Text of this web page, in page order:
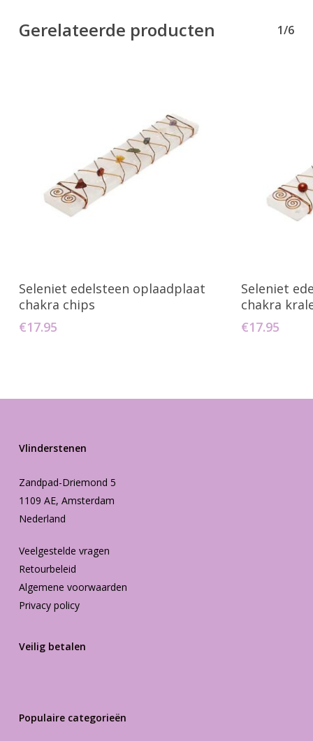
Gerelateerde producten 1/6
Toevoegen Aan Winkelwagen
Seleniet edelsteen oplaadplaat
chakra chips
€17.95
Seleniet
chakra
€17.95
Vlinderstenen
Zandpad-Driemond 5
1109 AE, Amsterdam
Nederland
Veelgestelde vragen
Retourbeleid
Algemene voorwaarden
Privacy policy
Veilig betalen
Populaire categorieën